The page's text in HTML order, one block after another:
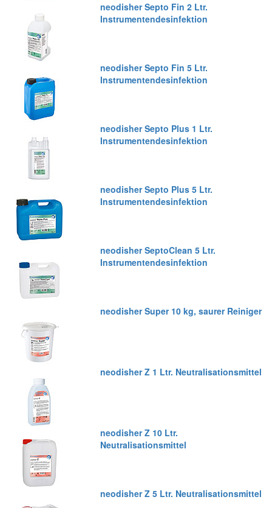
neodisher Septo Fin 2 Ltr.
Instrumentendesinfektion
neodisher Septo Fin 5 Ltr.
Instrumentendesinfektion
neodisher Septo Plus 1 Ltr.
Instrumentendesinfektion
neodisher Septo Plus 5 Ltr.
Instrumentendesinfektion
neodisher SeptoClean 5 Ltr.
Instrumentendesinfektion
neodisher Super 10 kg, saurer Reiniger
neodisher Z 1 Ltr. Neutralisationsmittel
neodisher Z 10 Ltr.
Neutralisationsmittel
neodisher Z 5 Ltr. Neutralisationsmittel